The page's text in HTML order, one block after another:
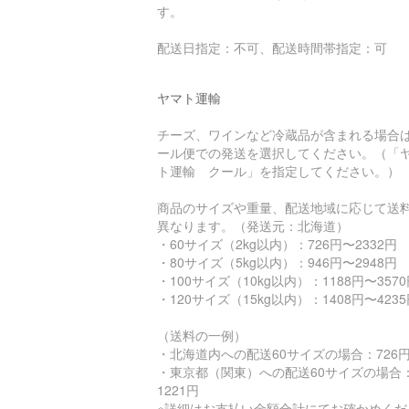
す。
配送日指定：不可、配送時間帯指定：可
ヤマト運輸
チーズ、ワインなど冷蔵品が含まれる場合
ール便での発送を選択してください。（「
ト運輸 クール」を指定してください。）
商品のサイズや重量、配送地域に応じて送
異なります。（発送元：北海道）
・60サイズ（2kg以内）：726円〜2332円
・80サイズ（5kg以内）：946円〜2948円
・100サイズ（10kg以内）：1188円〜3570
・120サイズ（15kg以内）：1408円〜4235
（送料の一例）
・北海道内への配送60サイズの場合：726円
・東京都（関東）への配送60サイズの場合：
1221円